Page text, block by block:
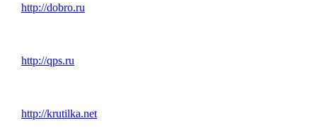
http://dobro.ru
http://qps.ru
http://krutilka.net